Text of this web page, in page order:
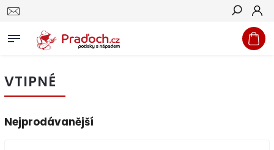
Hledat
VTIPNÉ
Nejprodávanější